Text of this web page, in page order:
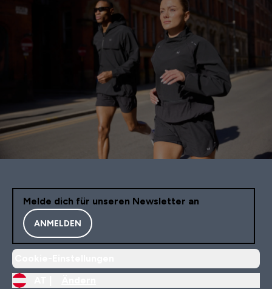
Melde dich für unseren Newsletter an
ANMELDEN